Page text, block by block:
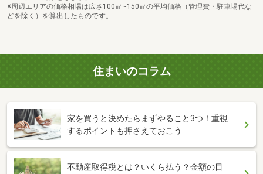
※周辺エリアの価格相場は広さ100㎡~150㎡の平均価格（管理費・駐車場代な
どを除く）を算出したものです。
住まいのコラム
家を買うと決めたらまずやること3つ！重視
するポイントも押さえておこう
不動産取得税とは？いくら払う？金額の目